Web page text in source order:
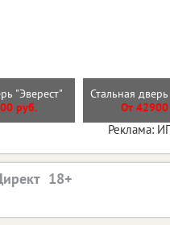
"Эверест"
руб.
Стальная
От
Реклама: